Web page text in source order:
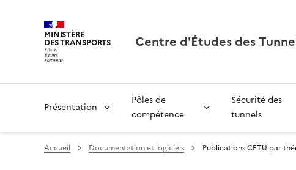
MINISTÈRE
DES TRANSPORTS Centre d'Études des
Présentation
Pôles de
compétence
Sécurité des
tunnels
Accueil Documentation et logiciels Publications CETU par